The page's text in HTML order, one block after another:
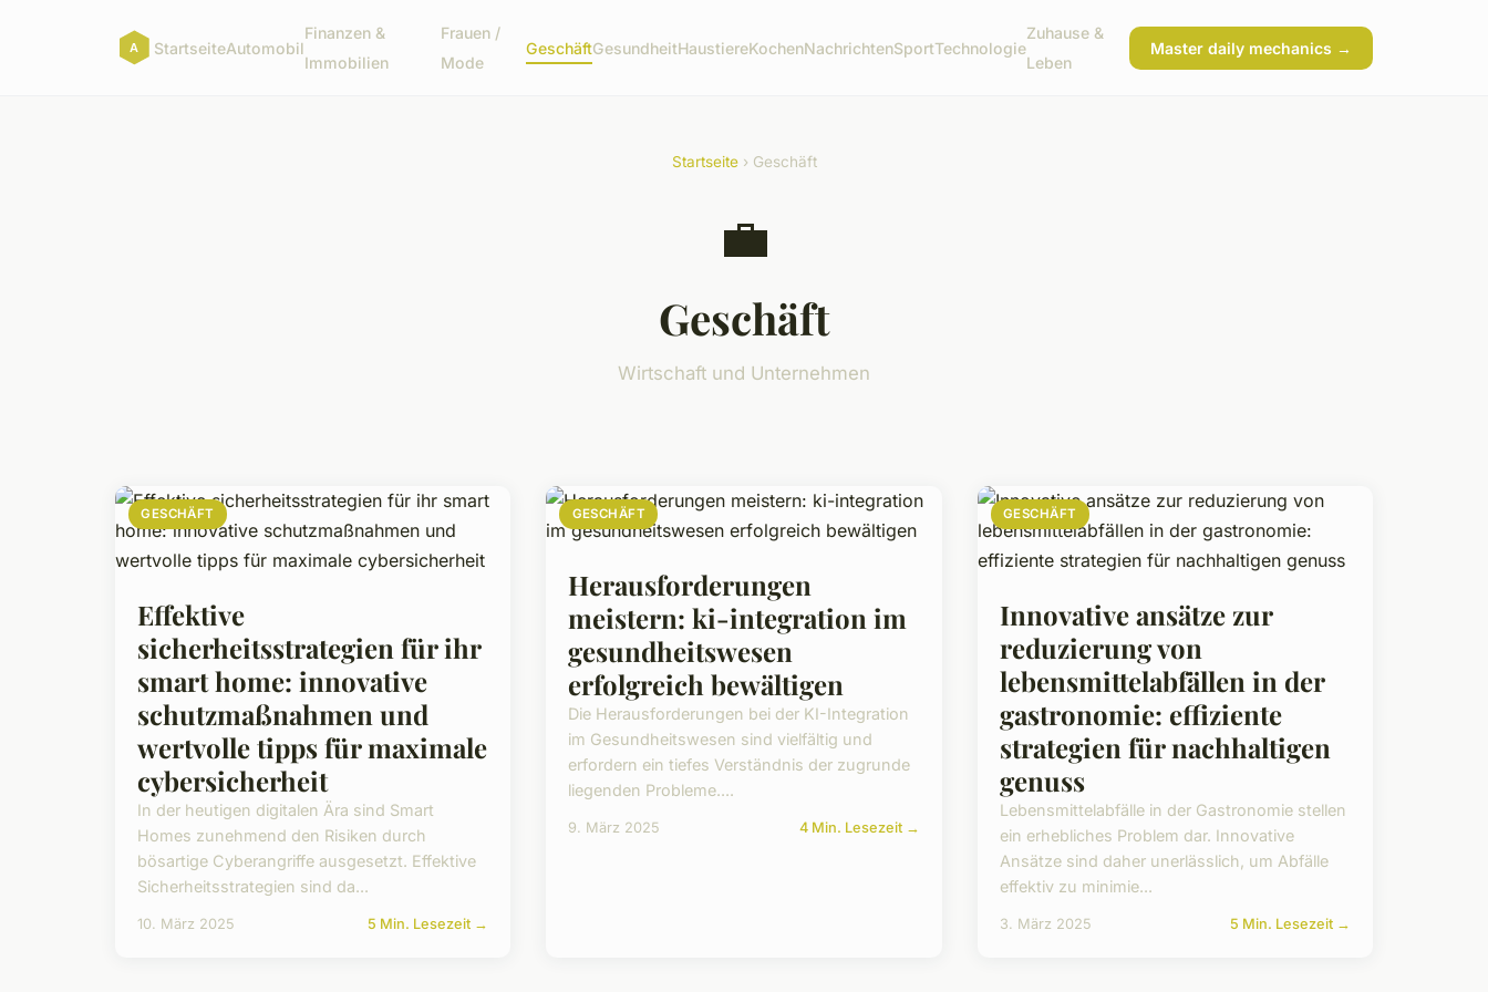
StartseiteAutomobil
Finanzen &
Immobilien
Frauen /
Mode
GeschäftGesundheitHaustiereKochenNachrichtenSportTechnologie
Zuhause &
Leben
Master daily mechanics →
Startseite› Geschäft
💼
Geschäft
Wirtschaft und Unternehmen
GESCHÄFT
Effektive
sicherheitsstrategien für ihr
smart home: innovative
schutzmaßnahmen und
wertvolle tipps für maximale
cybersicherheit
In der heutigen digitalen Ära sind Smart
Homes zunehmend den Risiken durch
bösartige Cyberangriffe ausgesetzt. Effektive
Sicherheitsstrategien sind da...
10. März 2025 5 Min. Lesezeit →
GESCHÄFT
Herausforderungen
meistern: ki-integration im
gesundheitswesen
erfolgreich bewältigen
Die Herausforderungen bei der KI-Integration
im Gesundheitswesen sind vielfältig und
erfordern ein tiefes Verständnis der zugrunde
liegenden Probleme....
9. März 2025 4 Min. Lesezeit →
GESCHÄFT
Innovative ansätze zur
reduzierung von
lebensmittelabfällen in der
gastronomie: effiziente
strategien für nachhaltigen
genuss
Lebensmittelabfälle in der Gastronomie stellen
ein erhebliches Problem dar. Innovative
Ansätze sind daher unerlässlich, um Abfälle
effektiv zu minimie...
3. März 2025 5 Min. Lesezeit →